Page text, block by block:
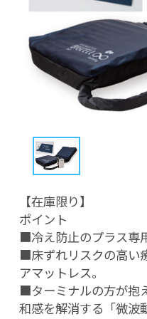
【在庫限り】
ポイント
■冷え防止のプラス専
■床ずれリスクの高い
アマットレス。
■ターミナルの方が抱
和感を解消する「微波